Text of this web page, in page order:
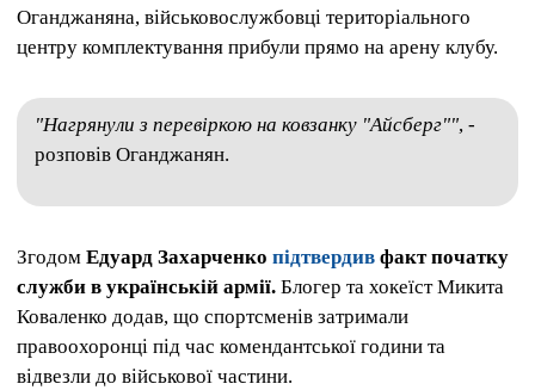
Оганджаняна, військовослужбовці територіального
центру комплектування прибули прямо на арену клубу.
"Нагрянули з перевіркою на ковзанку "Айсберг"", -
розповів Оганджанян.
Згодом Едуард Захарченко підтвердив факт початку
служби в українській армії. Блогер та хокеїст Микита
Коваленко додав, що спортсменів затримали
правоохоронці під час комендантської години та
відвезли до військової частини.